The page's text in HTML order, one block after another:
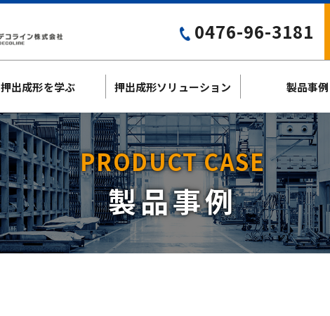
0476-96-3181
押出成形を学ぶ 押出成形ソリューション 製品事例
PRODUCT CASE
製品事例